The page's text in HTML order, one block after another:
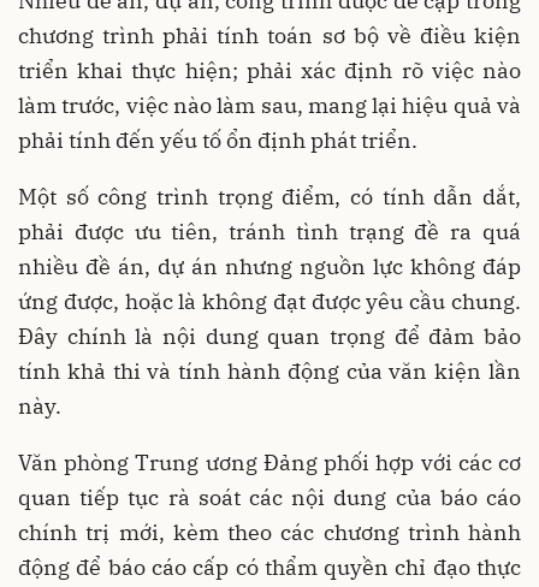
chương trình phải tính toán sơ bộ về điều kiện
triển khai thực hiện; phải xác định rõ việc nào
làm trước, việc nào làm sau, mang lại hiệu quả và
phải tính đến yếu tố ổn định phát triển.
Một số công trình trọng điểm, có tính dẫn dắt,
phải được ưu tiên, tránh tình trạng đề ra quá
nhiều đề án, dự án nhưng nguồn lực không đáp
ứng được, hoặc là không đạt được yêu cầu chung.
Đây chính là nội dung quan trọng để đảm bảo
tính khả thi và tính hành động của văn kiện lần
này.
Văn phòng Trung ương Đảng phối hợp với các cơ
quan tiếp tục rà soát các nội dung của báo cáo
chính trị mới, kèm theo các chương trình hành
động để báo cáo cấp có thẩm quyền chỉ đạo thực